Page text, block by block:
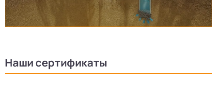
Наши сертификаты